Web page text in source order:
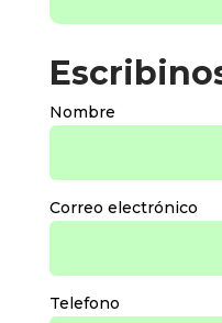
Nombre
Correo electrónico
Telefono